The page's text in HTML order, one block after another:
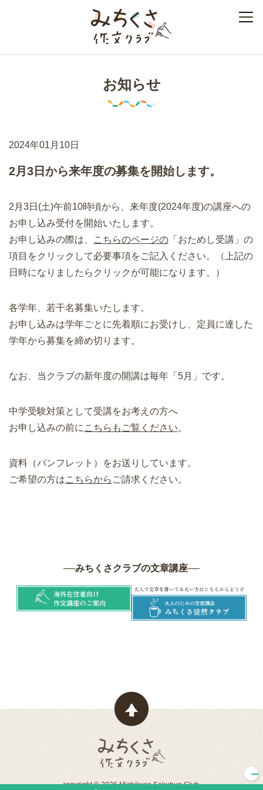
お知らせ
2024年01月10日
2月3日から来年度の募集を開始します。
2月3日(土)午前10時頃から、来年度(2024年度)の講座への
お申し込み受付を開始いたします。
お申し込みの際は、
こちらのページの 「おためし受講」の
項目をクリックして必要事項をご記入ください。（上記の
日時になりましたらクリックが可能になります。）
各学年、若干名募集いたします。
お申し込みは学年ごとに先着順にお受けし、定員に達した
学年から募集を締め切ります。
なお、当クラブの新年度の開講は毎年「5月」です。
中学受験対策として受講をお考えの方へ
お申し込みの前に こちらもご覧ください。
資料（パンフレット）をお送りしています。
ご希望の方はこちらから ご請求ください。
みちくさクラブの文章講座
copyright © 2026 Michikusa Sakubun Club.